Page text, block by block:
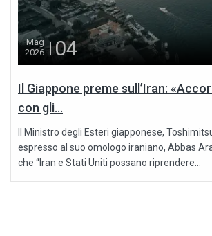
Mag
2026
04
Il Giappone preme sull’Iran:
con gli...
Il Ministro degli Esteri giapponese,
espresso al suo omologo iraniano, Abbas
che “Iran e Stati Uniti possano riprendere...